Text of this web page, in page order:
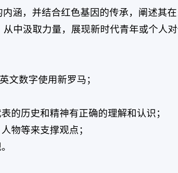
涵，并结合红色基因的传承，阐述其
中汲取力量，展现新时代青年或个人
文数字使用新罗马；
的历史和精神有正确的理解和认识；
物等来支撑观点；